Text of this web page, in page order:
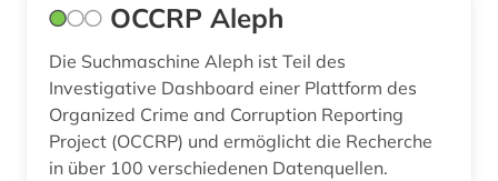
OCCRP Aleph
Die Suchmaschine Aleph ist Teil des
Investigative Dashboard einer Plattform des
Organized Crime and Corruption Reporting
Project (OCCRP) und ermöglicht die Recherche
in über 100 verschiedenen Datenquellen.